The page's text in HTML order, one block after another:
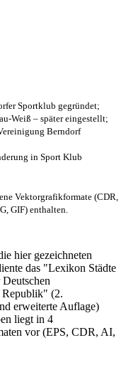
Sportklub gegründet;
Weiß – später eingestellt;
Berndorf
in Sport Klub
Vektorgrafikformate (CDR,
GIF) enthalten.
hier gezeichneten
das "Lexikon Städte
Republik" (2.
erweiterte Auflage)
liegt in 4
vor (EPS, CDR, AI,